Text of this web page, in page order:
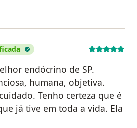
endócrino de SP.
humana, objetiva.
Tenho certeza que é
já tive em toda a vida. Ela